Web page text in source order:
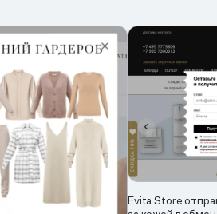
Evita Store